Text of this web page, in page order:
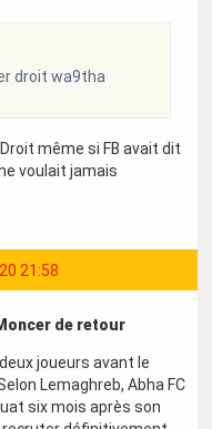
droit wa9tha
même si FB avait dit
voulait jamais
21:58
de retour
joueurs avant le
Lemaghreb, Abha FC
six mois après son